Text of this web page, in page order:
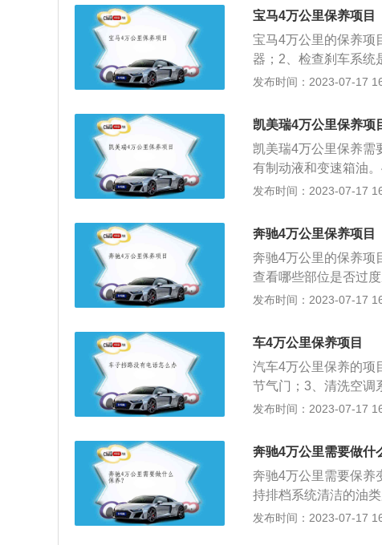
养主要包含对发动机
统、动力转向系统等
况正常，消除隐患，
宝马4万公里保养项目
宝马4万公里的保养项
器；2、检查刹车系统
的磨损情况，必要时
位；6、检查节气门和
要时更换，不拆卸清
况；9、检查制动力、
养的作用是：1、保证
件和轮胎的消耗；3、
发布时间：2023-07-17
凯美瑞4万公里保养项
凯美瑞4万公里保养需
有制动液和变速箱油
变更为每2万公里更换
检查车门、引擎盖、
否有漏油、漏水等情
况，检查发动机的各
管路和导线的固定状
磨损情况，清理行李
铰链机构的油污，并
中更换防冻液，彻底
一次。
发布时间：2023-07-17
奔驰4万公里保养项目
奔驰4万公里的保养项
查看哪些部位是否过
2、刹车油，刹车油容
防冻液，更换时间一
的保养手册更换防冻
调滤芯，倘若在气候
机火花塞以及一些常
部件，机油中都含有
芯过滤的对象，若机
命产生不利的影响；7
起到润滑、清洁、冷
清洁的燃油，过滤掉
发布时间：2023-07-17
车4万公里保养项目
汽车4万公里保养的项
节气门；3、清洗空调
芯和空调滤芯；6、更
在发动机运转过程中
芯主要是发动机一个
一旦脏了的情况下，
过程中功率下降。因
长时间不更换刹车油
发布时间：2023-07-17
奔驰4万公里需要做什
奔驰4万公里需要保养
持排档系统清洁的油
作用。空气滤清器介
发布时间：2023-07-17